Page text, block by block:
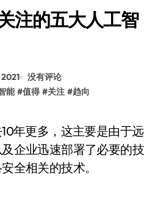
注的五大人工智
没有评论
能 #值得 #关注 #趋向
企业迅速部署了必要的技
全相关的技术。